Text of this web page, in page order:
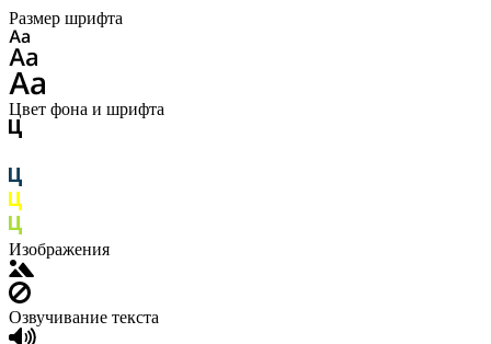
Размер шрифта
Цвет фона и шрифта
Изображения
Озвучивание текста